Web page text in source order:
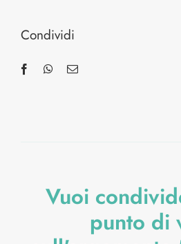
Condividi
Vuoi
punto di